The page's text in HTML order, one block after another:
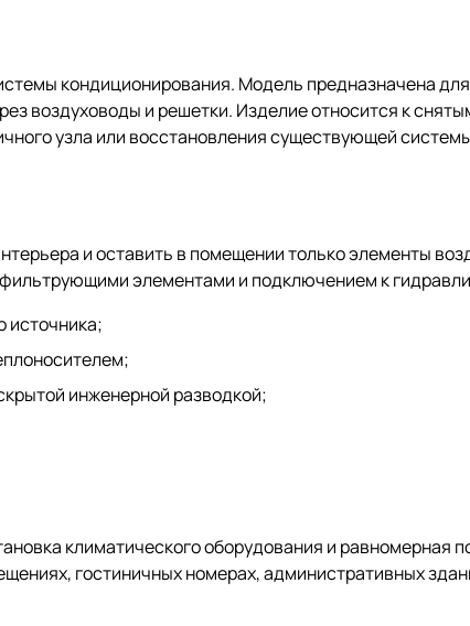
кондиционирования. Модель предназначена
воздуховоды и решетки. Изделие относится к
узла или восстановления существующей
и оставить в помещении только элементы
элементами и подключением к
источника;
инженерной разводкой;
климатического оборудования и равномерная
гостиничных номерах, административных